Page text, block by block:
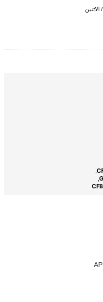
,
,